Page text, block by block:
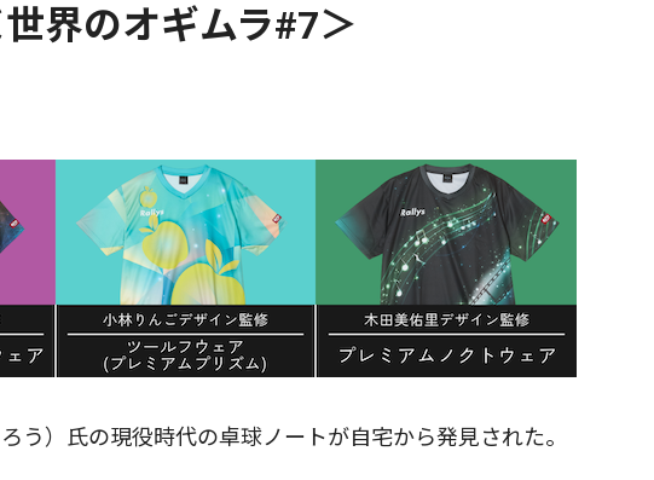
界のオギムラ#7＞
う）氏の現役時代の卓球ノートが自宅から発見された。